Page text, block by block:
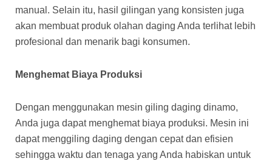
manual. Selain itu, hasil gilingan yang konsisten juga
akan membuat produk olahan daging Anda terlihat lebih
profesional dan menarik bagi konsumen.
Menghemat Biaya Produksi
Dengan menggunakan mesin giling daging dinamo,
Anda juga dapat menghemat biaya produksi. Mesin ini
dapat menggiling daging dengan cepat dan efisien
sehingga waktu dan tenaga yang Anda habiskan untuk